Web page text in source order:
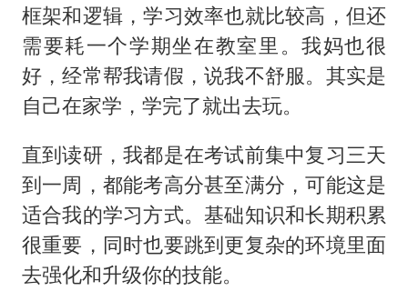
框架和逻辑，学习效率也就比较高，但还
需要耗一个学期坐在教室里。我妈也很
好，经常帮我请假，说我不舒服。其实是
自己在家学，学完了就出去玩。
直到读研，我都是在考试前集中复习三天
到一周，都能考高分甚至满分，可能这是
适合我的学习方式。基础知识和长期积累
很重要，同时也要跳到更复杂的环境里面
去强化和升级你的技能。